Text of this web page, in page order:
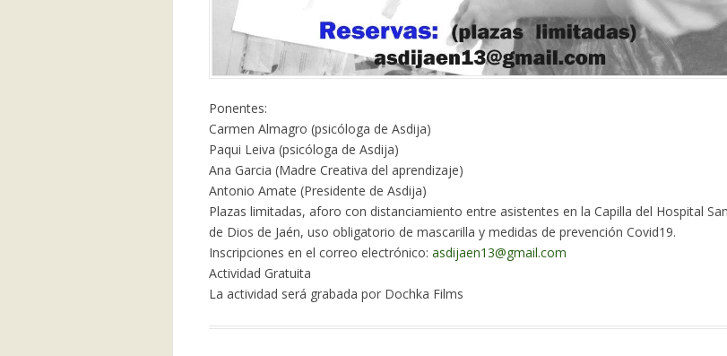
Ponentes:
Carmen Almagro (psicóloga de Asdija)
Paqui Leiva (psicóloga de Asdija)
Ana Garcia (Madre Creativa del aprendizaje)
Antonio Amate (Presidente de Asdija)
Plazas limitadas, aforo con distanciamiento entre asistentes en la Capilla del Hospital
de Dios de Jaén, uso obligatorio de mascarilla y medidas de prevención Covid19.
Inscripciones en el correo electrónico: asdijaen13@gmail.com
Actividad Gratuita
La actividad será grabada por Dochka Films